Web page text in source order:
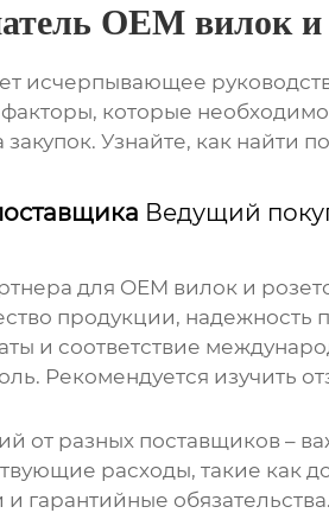
OEM вилок и
исчерпывающее
которые
Узнайте, как найти
Ведущий
для OEM вилок и
продукции, надежность
и соответствие
Рекомендуется изучить
от разных поставщиков –
расходы, такие как
и гарантийные